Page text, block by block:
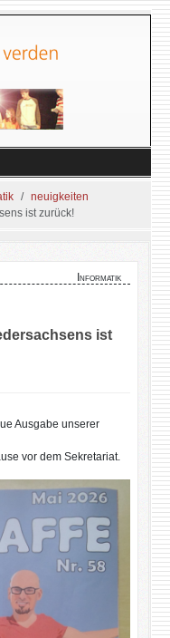
neuigkeiten
ist zurück!
Informatik
ist
Ausgabe unserer
vor dem Sekretariat.